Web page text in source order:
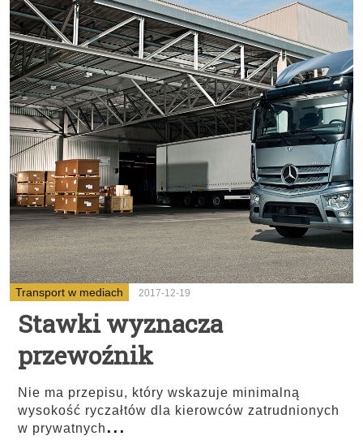
Transport w mediach 2017-12-19
Stawki wyznacza
przewoźnik
Nie ma przepisu, który wskazuje minimalną
wysokość ryczałtów dla kierowców zatrudnionych
w prywatnych...